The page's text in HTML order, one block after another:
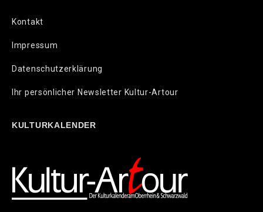
Kontakt
Impressum
Datenschutzerklärung
Ihr persönlicher Newsletter Kultur-Artour
KULTURKALENDER